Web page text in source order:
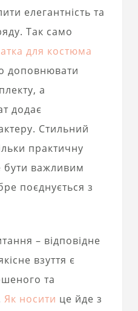
елегантність та
Так само
для костюма
доповнювати
а
додає
Стильний
практичну
важливим
поєднується з
– відповідне
взуття є
та
Як носити це йде з